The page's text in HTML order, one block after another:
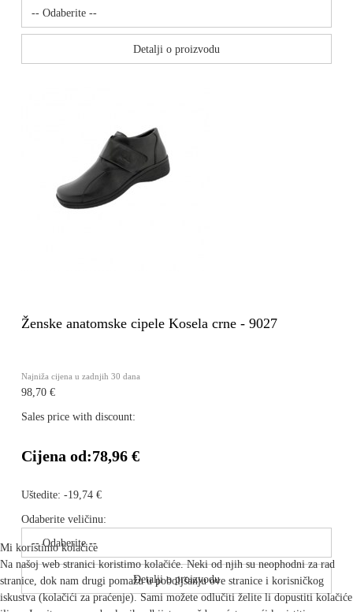
Detalji o proizvodu
Ženske anatomske cipele Kosela crne - 9027
Najniža cijena u zadnjih 30 dana
98,70 €
Sales price with discount:
Cijena od:78,96 €
Uštedite: -19,74 €
Odaberite veličinu:
Detalji o proizvodu
Mi koristimo kolačiće
Na našoj web stranici koristimo kolačiće. Neki od njih su neophodni za rad
stranice, dok nam drugi pomažu u poboljšanju ove stranice i korisničkog
iskustva (kolačići za praćenje). Sami možete odlučiti želite li dopustiti kolačiće